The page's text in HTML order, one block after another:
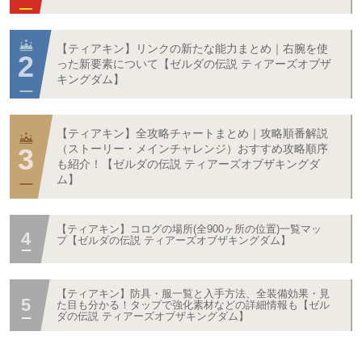
【ティアキン】リンクの新たな能力まとめ｜右腕を使
った新要素について【ゼルダの伝説 ティアーズオブザ
キングダム】
【ティアキン】全攻略チャートまとめ｜攻略順番解説
（ストーリー・メインチャレンジ）おすすめ攻略順序
も紹介！【ゼルダの伝説 ティアーズオブザキングダ
ム】
【ティアキン】コログの場所(全900ヶ所の位置)一覧マッ
プ【ゼルダの伝説 ティアーズオブザキングダム】
【ティアキン】防具・服一覧と入手方法、全装備効果・見
た目も分かる！タップで強化素材などの詳細情報も【ゼル
ダの伝説 ティアーズオブザキングダム】